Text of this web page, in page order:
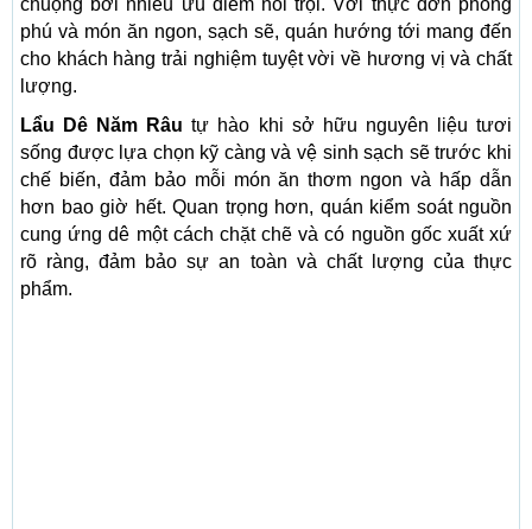
chuộng bởi nhiều ưu điểm nổi trội. Với thực đơn phong
phú và món ăn ngon, sạch sẽ, quán hướng tới mang đến
cho khách hàng trải nghiệm tuyệt vời về hương vị và chất
lượng.
Lẩu Dê Năm Râutự hào khi sở hữu nguyên liệu tươi
sống được lựa chọn kỹ càng và vệ sinh sạch sẽ trước khi
chế biến, đảm bảo mỗi món ăn thơm ngon và hấp dẫn
hơn bao giờ hết. Quan trọng hơn, quán kiểm soát nguồn
cung ứng dê một cách chặt chẽ và có nguồn gốc xuất xứ
rõ ràng, đảm bảo sự an toàn và chất lượng của thực
phẩm.